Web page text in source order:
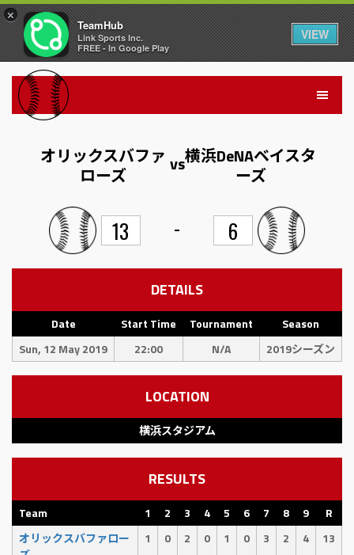
オリックスバファ
ローズ
vs横浜DeNAベイスタ
ーズ
13 - 6
DETAILS
Date Start Time Tournament
Season
Sun, 12 May 2019
22:00 N/A 2019シーズン
LOCATION
横浜スタジアム
RESULTS
Team 1 2 3 4 5 6 7 8 9
R
オリックスバファロー
1 0 2 0 1 0 3 2 4 13
×
TeamHub
Link Sports Inc.
FREE - In Google Play
VIEW